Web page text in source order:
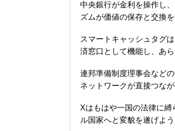
中央銀行が金利を操作し
ズムが価値の保存と交換
スマートキャッシュタグ
済窓口として機能し、あ
連邦準備制度理事会など
ネットワークが直接つな
Xはもはや一国の法律に
ル国家へと変貌を遂げよう